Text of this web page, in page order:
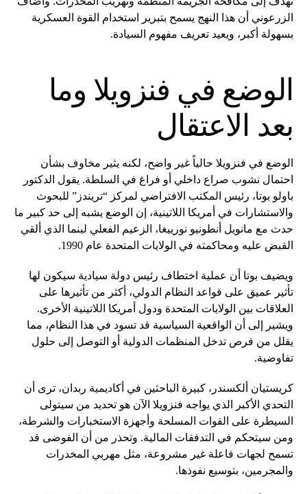
الزرعوني أن هذا النهج يسمح بتبرير استخدام القوة العسكرية
بسهولة أكبر، ويعيد تعريف مفهوم السيادة.
الوضع في فنزويلا وما
بعد الاعتقال
الوضع في فنزويلا حالياً غير واضح، لكنه يثير مخاوف بشأن
احتمال نشوب صراع داخلي أو فراغ في السلطة. يقول الدكتور
باولو بوتا، رئيس المكتب الافتراضي لمركز “تريندز” للبحوث
والاستشارات في أمريكا اللاتينية، إن الوضع يشبه إلى حد كبير ما
حدث مع مانويل أنطونيو نورييغا، الزعيم الفعلي لبنما الذي ألقي
القبض عليه ومحاكمته في الولايات المتحدة عام 1990.
ويضيف بوتا أن عملية اختطاف رئيس دولة سيادية سيكون لها
تأثير عميق على قواعد النظام الدولي، أكثر من تأثيرها على
العلاقات بين الولايات المتحدة ودول أمريكا اللاتينية الأخرى.
ويشير إلى أن الواقعية السياسية قد تسود في هذا النظام، مما
يقلل من فرص تدخل المنظمات الدولية أو التوصل إلى حلول
تفاوضية.
كريستيان ألكسندر، كبيرة الباحثين في أكاديمية ربدان، ترى أن
التحدي الأكبر الذي يواجه فنزويلا الآن هو تحديد من سيتولى
السيطرة على القوات المسلحة وأجهزة الاستخبارات والشرطة،
ومن سيتحكم في التدفقات المالية. وتحذر من أن الفوضى قد
تسمح لجهات فاعلة غير مشروعة، مثل مهربي المخدرات
والمجرمين، بتوسيع نفوذها.